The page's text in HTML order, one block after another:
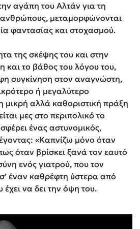
αγάπη του Αλτάν για τη
ανθρώπους, μεταμορφώνονται
φαντασίας και στοχασμού.
της σκέψης του και στην
και το βάθος του λόγου του,
συγκίνηση στον αναγνώστη,
ή μεγαλύτερο
μικρή αλλά καθοριστική πράξη
μες στο περιπολικό το
ένας αστυνομικός,
«Καπνίζω μόνο όταν
όταν βρίσκει ξανά τον εαυτό
ενός γιατρού, που τον
έναν καθρέφτη ύστερα από
να δει την όψη του.